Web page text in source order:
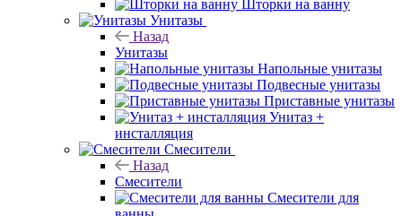
Шторки на ванну
Унитазы
Назад
Унитазы
Напольные унитазы
Подвесные унитазы
Приставные унитазы
Унитаз +
инсталляция
Смесители
Назад
Смесители
Смесители для